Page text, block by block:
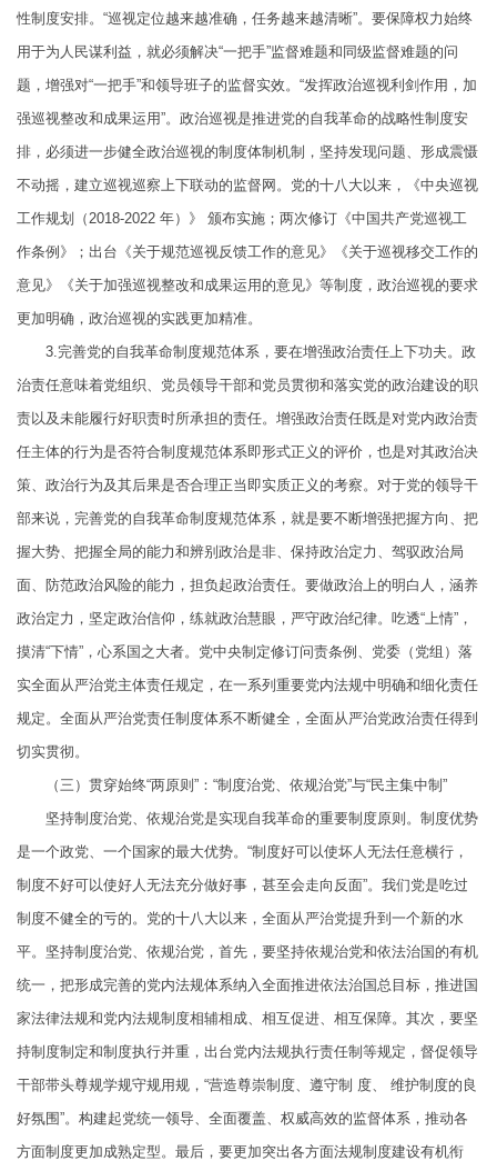
性制度安排。“巡视定位越来越准确，任务越来越清晰”。要保障权力始终
用于为人民谋利益，就必须解决“一把手”监督难题和同级监督难题的问
题，增强对“一把手”和领导班子的监督实效。“发挥政治巡视利剑作用，加
强巡视整改和成果运用”。政治巡视是推进党的自我革命的战略性制度安
排，必须进一步健全政治巡视的制度体制机制，坚持发现问题、形成震慑
不动摇，建立巡视巡察上下联动的监督网。党的十八大以来，《中央巡视
工作规划（2018-2022 年）》 颁布实施；两次修订《中国共产党巡视工
作条例》；出台《关于规范巡视反馈工作的意见》《关于巡视移交工作的
意见》《关于加强巡视整改和成果运用的意见》等制度，政治巡视的要求
更加明确，政治巡视的实践更加精准。
3.完善党的自我革命制度规范体系，要在增强政治责任上下功夫。政
治责任意味着党组织、党员领导干部和党员贯彻和落实党的政治建设的职
责以及未能履行好职责时所承担的责任。增强政治责任既是对党内政治责
任主体的行为是否符合制度规范体系即形式正义的评价，也是对其政治决
策、政治行为及其后果是否合理正当即实质正义的考察。对于党的领导干
部来说，完善党的自我革命制度规范体系，就是要不断增强把握方向、把
握大势、把握全局的能力和辨别政治是非、保持政治定力、驾驭政治局
面、防范政治风险的能力，担负起政治责任。要做政治上的明白人，涵养
政治定力，坚定政治信仰，练就政治慧眼，严守政治纪律。吃透“上情”，
摸清“下情”，心系国之大者。党中央制定修订问责条例、党委（党组）落
实全面从严治党主体责任规定，在一系列重要党内法规中明确和细化责任
规定。全面从严治党责任制度体系不断健全，全面从严治党政治责任得到
切实贯彻。
（三）贯穿始终“两原则”：“制度治党、依规治党”与“民主集中制”
坚持制度治党、依规治党是实现自我革命的重要制度原则。制度优势
是一个政党、一个国家的最大优势。“制度好可以使坏人无法任意横行，
制度不好可以使好人无法充分做好事，甚至会走向反面”。我们党是吃过
制度不健全的亏的。党的十八大以来，全面从严治党提升到一个新的水
平。坚持制度治党、依规治党，首先，要坚持依规治党和依法治国的有机
统一，把形成完善的党内法规体系纳入全面推进依法治国总目标，推进国
家法律法规和党内法规制度相辅相成、相互促进、相互保障。其次，要坚
持制度制定和制度执行并重，出台党内法规执行责任制等规定，督促领导
干部带头尊规学规守规用规，“营造尊崇制度、遵守制 度、 维护制度的良
好氛围”。构建起党统一领导、全面覆盖、权威高效的监督体系，推动各
方面制度更加成熟定型。最后，要更加突出各方面法规制度建设有机衔